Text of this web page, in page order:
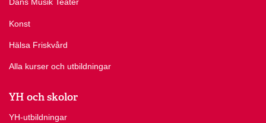
Dans Musik Teater
Konst
Hälsa Friskvård
Alla kurser och utbildningar
YH och skolor
YH-utbildningar